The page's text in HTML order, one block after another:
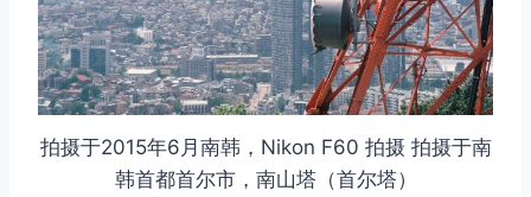
拍摄于2015年6月南韩，Nikon F60 拍摄 拍摄于南
韩首都首尔市，南山塔（首尔塔）